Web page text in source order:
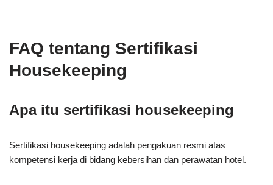
FAQ tentang Sertifikasi
Housekeeping
Apa itu sertifikasi housekeeping
Sertifikasi housekeeping adalah pengakuan resmi atas
kompetensi kerja di bidang kebersihan dan perawatan hotel.